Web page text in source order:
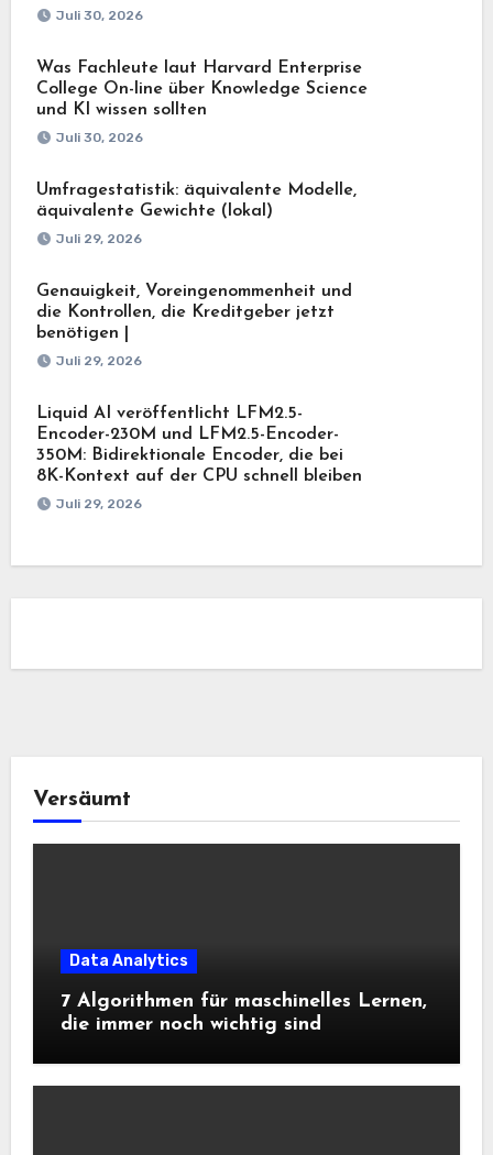
Juli 30, 2026
Was Fachleute laut Harvard Enterprise
College On-line über Knowledge Science
und KI wissen sollten
Juli 30, 2026
Umfragestatistik: äquivalente Modelle,
äquivalente Gewichte (lokal)
Juli 29, 2026
Genauigkeit, Voreingenommenheit und
die Kontrollen, die Kreditgeber jetzt
benötigen |
Juli 29, 2026
Liquid AI veröffentlicht LFM2.5-
Encoder-230M und LFM2.5-Encoder-
350M: Bidirektionale Encoder, die bei
8K-Kontext auf der CPU schnell bleiben
Juli 29, 2026
Versäumt
Data Analytics
7 Algorithmen für maschinelles Lernen,
die immer noch wichtig sind